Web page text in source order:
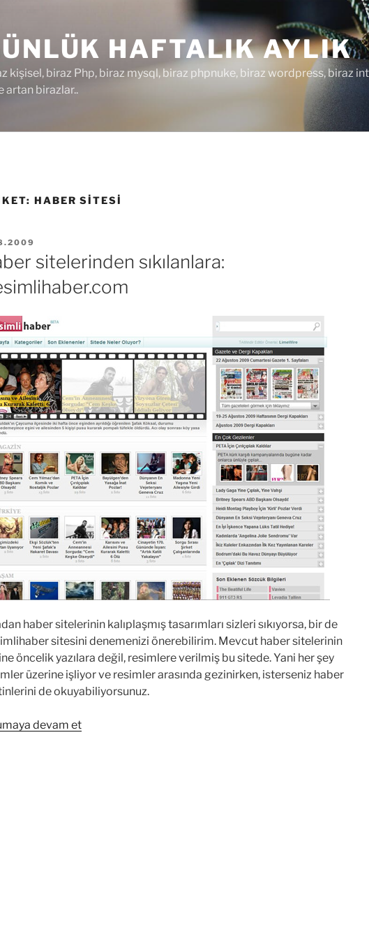
HAFTALIK AYLIK
kişisel, biraz Php, biraz mysql, biraz phpnuke, biraz wordpress, biraz
artan birazlar..
HABER SITESI
sitelerinden sıkılanlara:
haber sitelerinin kalıplaşmış tasarımları sizleri sıkıyorsa, bir de
sitesini denemenizi önerebilirim. Mevcut haber sitelerinin
öncelik yazılara değil, resimlere verilmiş bu sitede. Yani her şey
üzerine işliyor ve resimler arasında gezinirken, isterseniz haber
de okuyabiliyorsunuz.
devam et“Haber